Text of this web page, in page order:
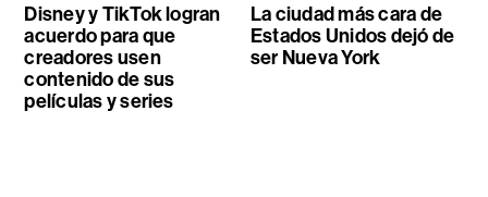
Disney y TikTok logran
acuerdo para que
creadores usen
contenido de sus
películas y series
La ciudad más cara de
Estados Unidos dejó de
ser Nueva York